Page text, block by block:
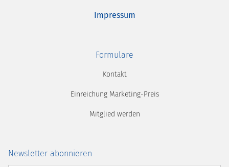
Impressum
Formulare
Kontakt
Einreichung Marketing-Preis
Mitglied werden
Newsletter abonnieren